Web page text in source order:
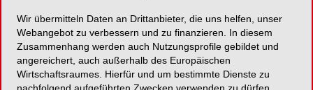
Talblick 12
08626 Adorf
Karte
Wir übermitteln Daten an Drittanbieter, die uns helfen, unser
Webangebot zu verbessern und zu finanzieren. In diesem
Zusammenhang werden auch Nutzungsprofile gebildet und
angereichert, auch außerhalb des Europäischen
Wirtschaftsraumes. Hierfür und um bestimmte Dienste zu